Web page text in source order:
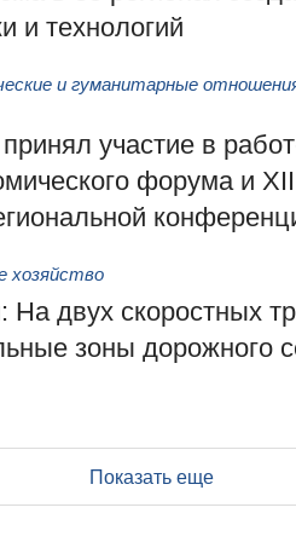
и технологий
и гуманитарные
участие в
форума и
хозяйство
двух скоростных
зоны дорожного
Показать еще